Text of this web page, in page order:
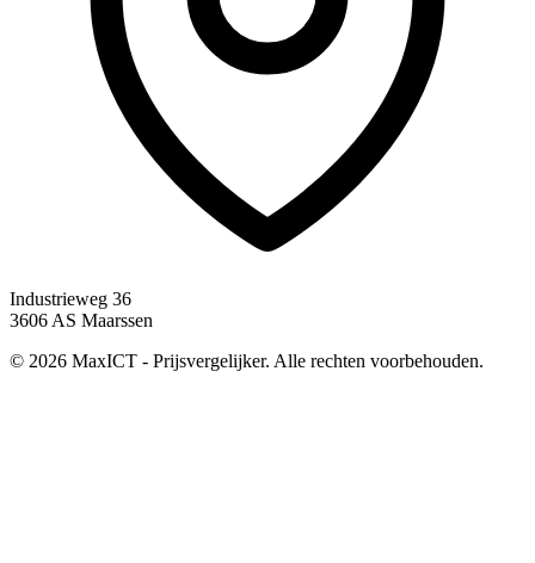
Industrieweg 36
3606 AS Maarssen
© 2026 MaxICT - Prijsvergelijker. Alle rechten voorbehouden.